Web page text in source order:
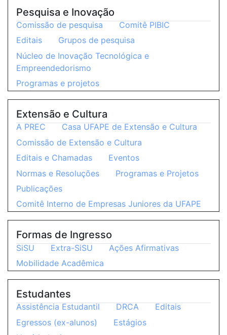
Pesquisa e Inovação
Comissão de pesquisa
Comitê PIBIC
Editais
Grupos de pesquisa
Núcleo de Inovação Tecnológica e
Empreendedorismo
Programas e projetos
Extensão e Cultura
A PREC
Casa UFAPE de Extensão e Cultura
Comissão de Extensão e Cultura
Editais e Chamadas
Eventos
Normas e Resoluções
Programas e Projetos
Publicações
Comitê Interno de Empresas Juniores da UFAPE
Formas de Ingresso
SiSU Extra-SiSU
Ações Afirmativas
Mobilidade Acadêmica
Estudantes
Assistência Estudantil DRCA
Editais
Egressos (ex-alunos)
Estágios